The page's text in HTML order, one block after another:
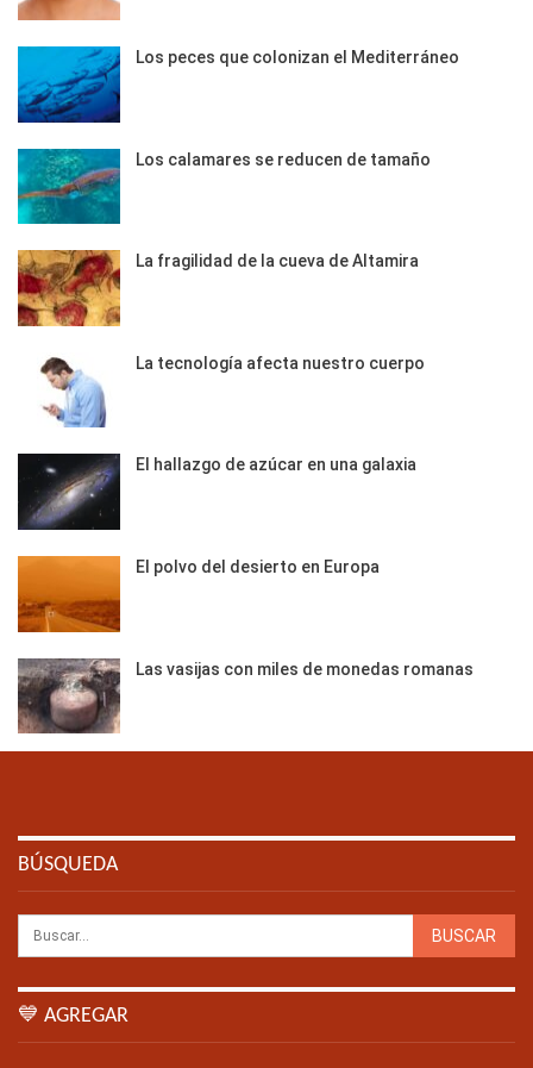
Los peces que colonizan el Mediterráneo
Los calamares se reducen de tamaño
La fragilidad de la cueva de Altamira
La tecnología afecta nuestro cuerpo
El hallazgo de azúcar en una galaxia
El polvo del desierto en Europa
Las vasijas con miles de monedas romanas
BÚSQUEDA
💙 AGREGAR